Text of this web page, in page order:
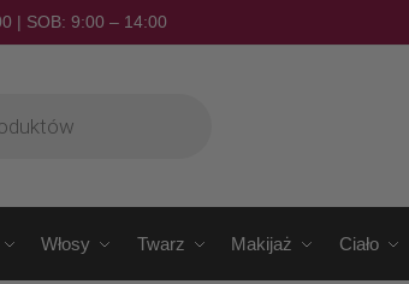
| SOB: 9:00 – 14:00
Włosy Twarz Makijaż Ciało